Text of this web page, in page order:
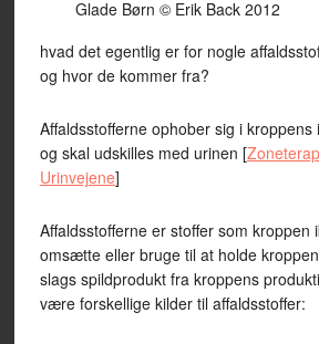
Glade Børn © Erik Back 2012
hvad det egentlig er for nogle
og hvor de kommer fra?
Affaldsstofferne ophober sig i
og skal udskilles med urinen [
Urinvejene]
Affaldsstofferne er stoffer som kroppen
omsætte eller bruge til at holde
slags spildprodukt fra kroppens
være forskellige kilder til affaldsstoffer: